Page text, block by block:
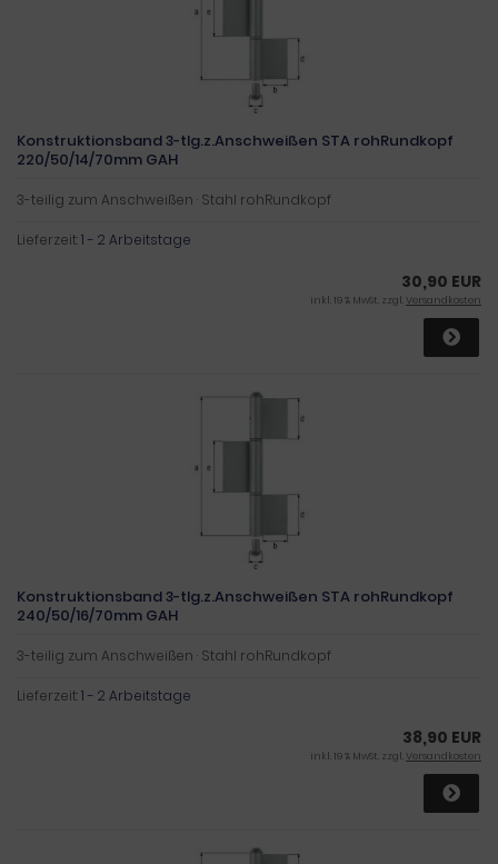
Konstruktionsband 3-tlg.z.Anschweißen STA rohRundkopf
220/50/14/70mm GAH
3-teilig zum Anschweißen · Stahl rohRundkopf
Lieferzeit:1 - 2 Arbeitstage
30,90 EUR
inkl. 19 % MwSt. zzgl.Versandkosten
Konstruktionsband 3-tlg.z.Anschweißen STA rohRundkopf
240/50/16/70mm GAH
3-teilig zum Anschweißen · Stahl rohRundkopf
Lieferzeit:1 - 2 Arbeitstage
38,90 EUR
inkl. 19 % MwSt. zzgl.Versandkosten